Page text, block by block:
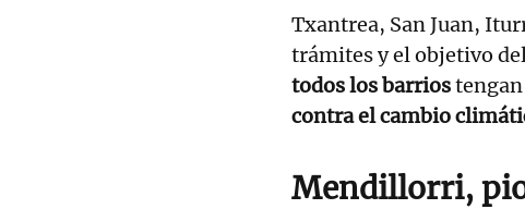
Txantrea, San Juan,
trámites y el objetivo
todos los barrios
contra el cambio
Mendillorri,